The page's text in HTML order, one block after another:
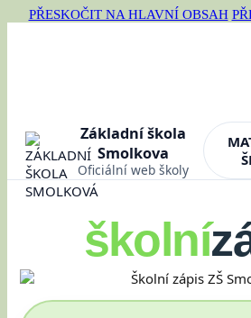
PŘESKOČIT NA HLAVNÍ OBSAH
Základní škola
Smolkova
Oficiální web školy
školní